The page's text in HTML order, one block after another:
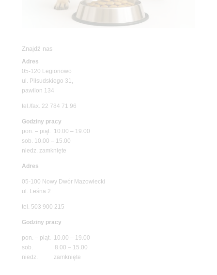
Znajdź nas
Adres
05-120 Legionowo
ul. Piłsudskiego 31,
pawilon 134
tel./fax. 22 784 71 96
Godziny pracy
pon. – piąt. 10.00 – 19.00
sob. 10.00 – 15.00
niedz. zamknięte
Adres
05-100 Nowy Dwór Mazowiecki
ul. Leśna 2
tel. 503 900 215
Godziny pracy
pon. – piąt. 10.00 – 19.00
sob. 8.00 – 15.00
niedz. zamknięte